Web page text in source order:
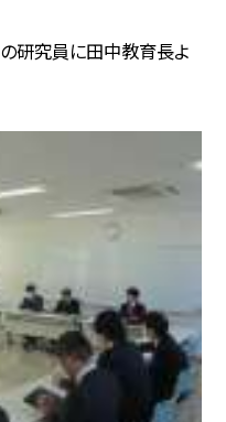
研究員に田中教育長よ